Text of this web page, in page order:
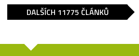
DALŠÍCH 11775 ČLÁNKŮ